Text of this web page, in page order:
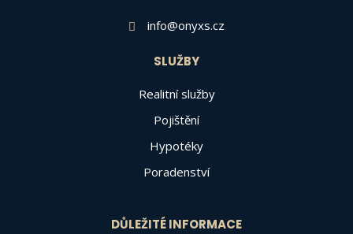
info@onyxs.cz
SLUŽBY
Realitní služby
Pojištění
Hypotéky
Poradenství
DŮLEŽITÉ INFORMACE